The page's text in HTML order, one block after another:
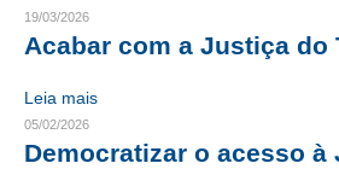
CRESCE BRASIL
HISTÓRICO E ATUAÇÃO
19/03/2026
Acabar com a Justiça do
Leia mais
05/02/2026
Democratizar o acesso à